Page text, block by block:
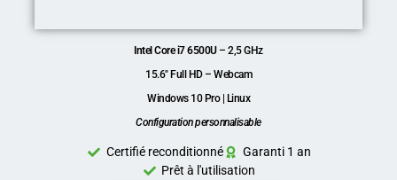
Intel Core i7 6500U– 2,5 GHz
15.6″ Full HD – Webcam
Windows 10 Pro | Linux
Configuration personnalisable
Certifié reconditionné
Garanti 1 an
Prêt à l'utilisation